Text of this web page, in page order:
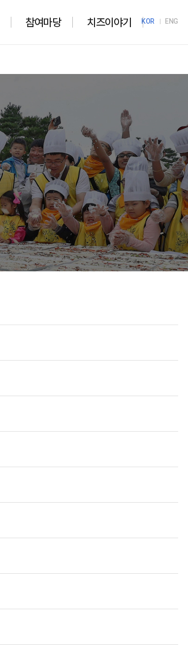
참여마당 치즈이야기 KOR ENG